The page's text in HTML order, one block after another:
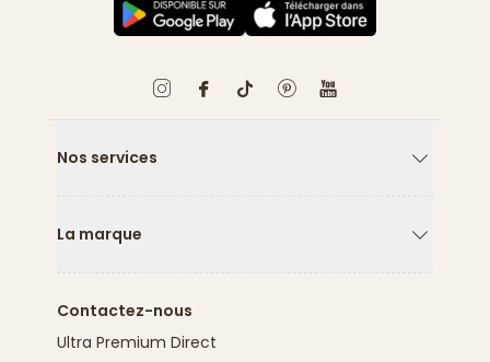
Nos services
La marque
Contactez-nous
Ultra Premium Direct